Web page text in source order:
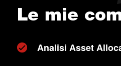
Le mie
Analisi Asset